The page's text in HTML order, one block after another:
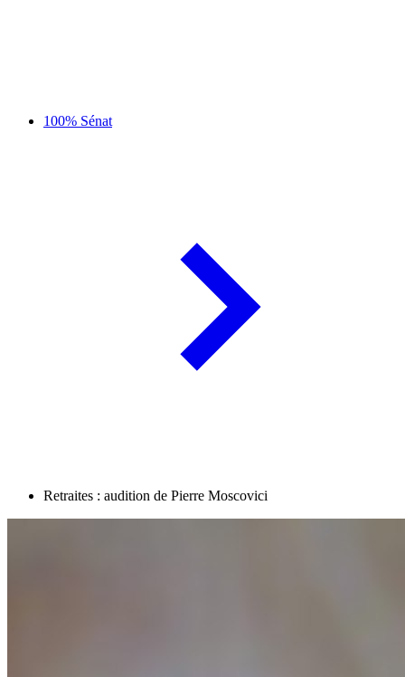
100% Sénat
Retraites : audition de Pierre Moscovici